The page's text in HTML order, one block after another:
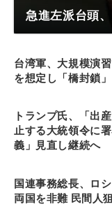
急進左派台頭
台湾軍、大規模演
を想定し「橋封鎖」
トランプ氏、「出
止する大統領令に
義」見直し継続へ
国連事務総長、ロ
両国を非難 民間人